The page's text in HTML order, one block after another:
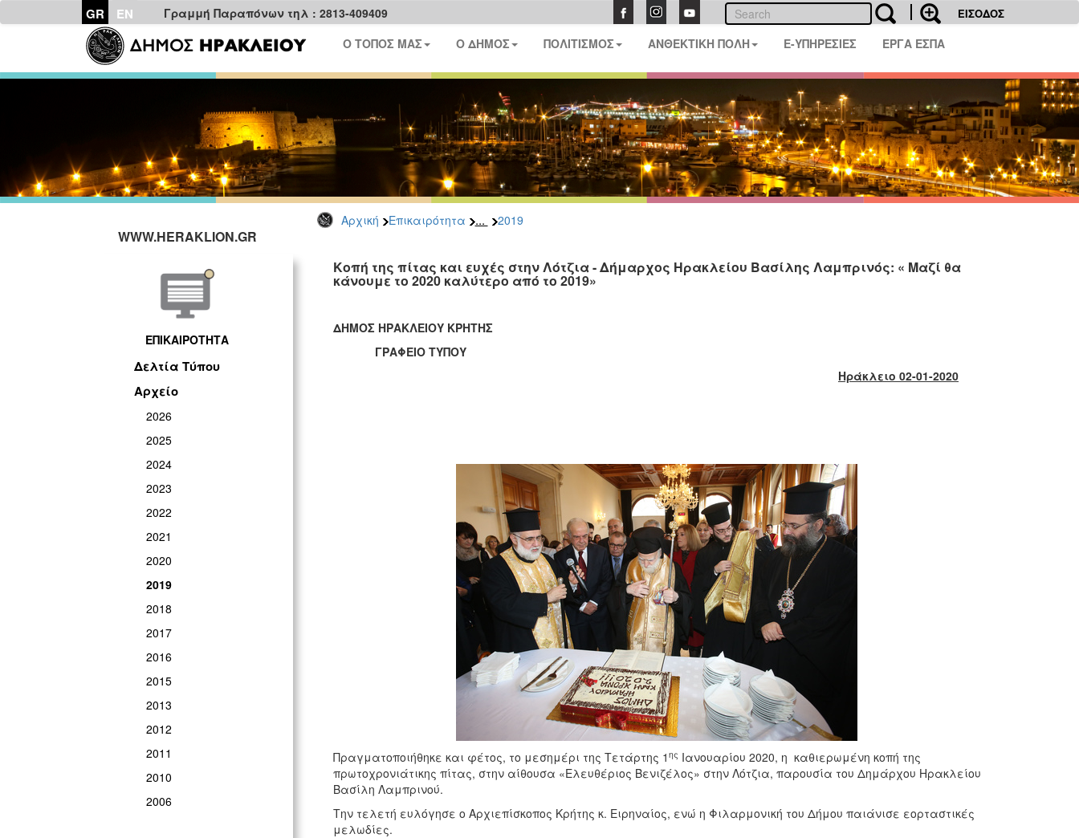
GR EN Γραμμή Παραπόνων τηλ : 2813-409409 ΕΙΣΟΔΟΣ
Ο ΤΟΠΟΣ ΜΑΣ Ο ΔΗΜΟΣ ΠΟΛΙΤΙΣΜΟΣ ΑΝΘΕΚΤΙΚΗ ΠΟΛΗ E-ΥΠΗΡΕΣΙΕΣ ΕΡΓΑ ΕΣΠΑ
Αρχική Επικαιρότητα ... 2019
WWW.HERAKLION.GR
ΕΠΙΚΑΙΡΟΤΗΤΑ
Δελτία Τύπου
Αρχείο
2026
2025
2024
2023
2022
2021
2020
2019
2018
2017
2016
2015
2013
2012
2011
2010
2006
Κοπή της πίτας και ευχές στην Λότζια - Δήμαρχος Ηρακλείου Βασίλης Λαμπρινός: « Μαζί θα
κάνουμε το 2020 καλύτερο από το 2019»
ΔΗΜΟΣ ΗΡΑΚΛΕΙΟΥ ΚΡΗΤΗΣ
ΓΡΑΦΕΙΟ ΤΥΠΟΥ
Ηράκλειο 02-01-2020
Πραγματοποιήθηκε και φέτος, το μεσημέρι της Τετάρτης 1 ης Ιανουαρίου 2020, η καθιερωμένη κοπή της
πρωτοχρονιάτικης πίτας, στην αίθουσα «Ελευθέριος Βενιζέλος» στην Λότζια, παρουσία του Δημάρχου Ηρακλείου
Βασίλη Λαμπρινού.
Την τελετή ευλόγησε ο Αρχιεπίσκοπος Κρήτης κ. Ειρηναίος, ενώ η Φιλαρμονική του Δήμου παιάνισε εορταστικές
μελωδίες.